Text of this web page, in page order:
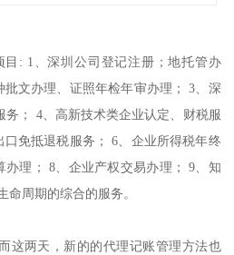
: 1、深圳公司登记注册；地托管办
文办理、证照年检年审办理； 3、深
务； 4、高新技术类企业认定、财税服
免抵退税服务； 6、企业所得税年终
理； 8、企业产权交易办理； 9、知
命周期的综合的服务。
这两天，新的的代理记账管理方法也